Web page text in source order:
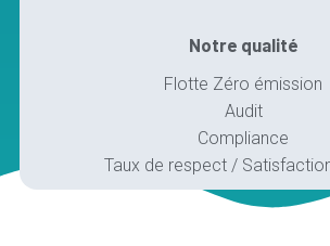
Notre qualité
Flotte Zéro émission
Audit
Compliance
Taux de respect /